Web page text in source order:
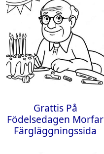
Grattis På
Födelsedagen Morfar
Färgläggningssida